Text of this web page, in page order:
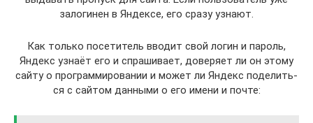
зало­ги­нен в Яндек­се, его сра­зу узнают.
Как толь­ко посе­ти­тель вво­дит свой логин и пароль,
Яндекс узна­ёт его и спра­ши­ва­ет, дове­ря­ет ли он это­му
сай­ту о про­грам­ми­ро­ва­нии и может ли Яндекс поде­лить­
ся с сай­том дан­ны­ми о его име­ни и почте: